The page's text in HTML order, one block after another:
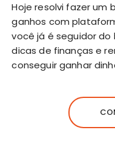
Hoje resolvi fazer um
ganhos com
você já é seguidor
dicas de finanças e
conseguir ganhar